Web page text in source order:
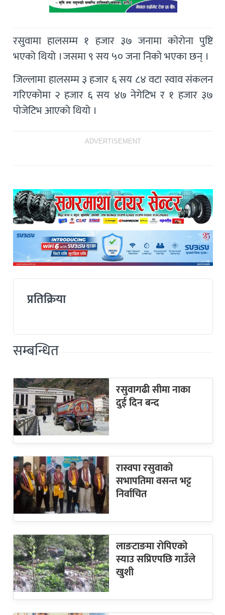
रसुवामा हालसम्म १ हजार ३७ जनामा कोरोना पुष्टि
भएको थियो । जसमा ९ सय ५० जना निको भएका छन् ।
जिल्लामा हालसम्म ३ हजार ६ सय ८४ वटा स्वाव संकलन
गरिएकोमा २ हजार ६ सय ४७ नेगेटिभ र १ हजार ३७
पोजेटिभ आएको थियो ।
ADVERTISEMENT
प्रतिक्रिया
सम्बन्धित
रसुवागढी सीमा नाका
दुई दिन बन्द
रास्वपा रसुवाको
सभापतिमा वसन्त भट्ट
निर्वाचित
लाङटाङमा रोपिएको
स्याउ सप्रिएपछि गाउँले
खुशी